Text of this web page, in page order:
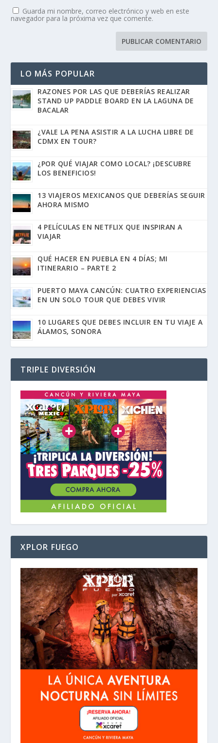
Guarda mi nombre, correo electrónico y web en este
navegador para la próxima vez que comente.
LO MÁS POPULAR
RAZONES POR LAS QUE DEBERÍAS REALIZAR
STAND UP PADDLE BOARD EN LA LAGUNA DE
BACALAR
¿VALE LA PENA ASISTIR A LA LUCHA LIBRE DE
CDMX EN TOUR?
¿POR QUÉ VIAJAR COMO LOCAL? ¡DESCUBRE
LOS BENEFICIOS!
13 VIAJEROS MEXICANOS QUE DEBERÍAS SEGUIR
AHORA MISMO
4 PELÍCULAS EN NETFLIX QUE INSPIRAN A
VIAJAR
QUÉ HACER EN PUEBLA EN 4 DÍAS; MI
ITINERARIO – PARTE 2
PUERTO MAYA CANCÚN: CUATRO EXPERIENCIAS
EN UN SOLO TOUR QUE DEBES VIVIR
10 LUGARES QUE DEBES INCLUIR EN TU VIAJE A
ÁLAMOS, SONORA
TRIPLE DIVERSIÓN
XPLOR FUEGO